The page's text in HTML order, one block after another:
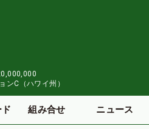
ンC（ハワイ州）
組み合せ ニュース